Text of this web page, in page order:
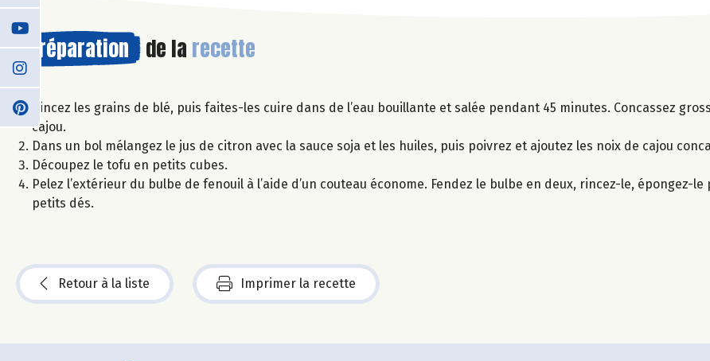
Préparation de la recette
Rincez les grains de blé, puis faites-les cuire dans de l’eau bouillante et salée pendant 45 minutes. Concassez
cajou.
Dans un bol mélangez le jus de citron avec la sauce soja et les huiles, puis poivrez et ajoutez les noix de cajou
Découpez le tofu en petits cubes.
Pelez l’extérieur du bulbe de fenouil à l’aide d’un couteau économe. Fendez le bulbe en deux, rincez-le, épongez-
petits dés.
Retour à la liste Imprimer la recette